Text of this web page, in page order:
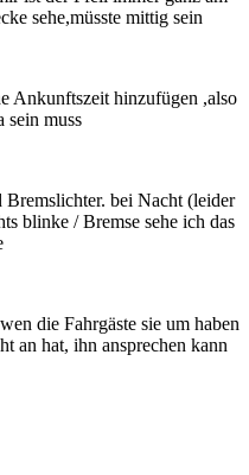
sehe,müsste mittig sein
Ankunftszeit hinzufügen ,also
sein muss
bei Nacht (leider
blinke / Bremse sehe ich das
die Fahrgäste sie um haben
an hat, ihn ansprechen kann